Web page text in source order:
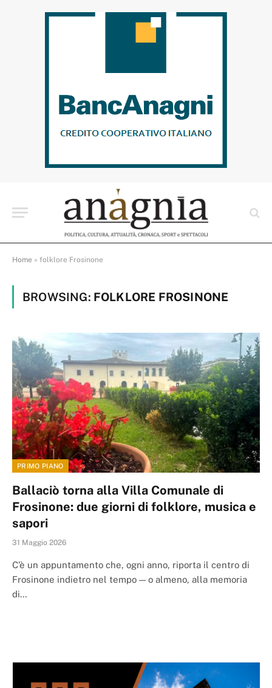
Home » folklore Frosinone
BROWSING: FOLKLORE FROSINONE
PRIMO PIANO
Ballaciò torna alla Villa Comunale di
Frosinone: due giorni di folklore, musica e
sapori
31 Maggio 2026
C’è un appuntamento che, ogni anno, riporta il centro di
Frosinone indietro nel tempo — o almeno, alla memoria
di…